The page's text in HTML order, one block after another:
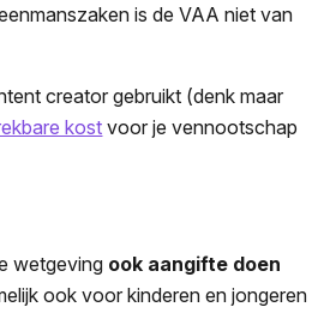
is de VAA niet van
creator gebruikt (denk maar
kostvoor je vennootschap
wetgeving ook aangifte doen
ook voor kinderen en jongeren